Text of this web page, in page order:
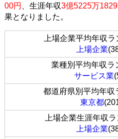
00円
、生涯年収3億5225万1829
果となりました。
上場企業平均年収ラ
上場企業
業種別平均年収ラ
サービス業
都道府県別平均年収
東京都
上場企業生涯年収ラ
上場企業